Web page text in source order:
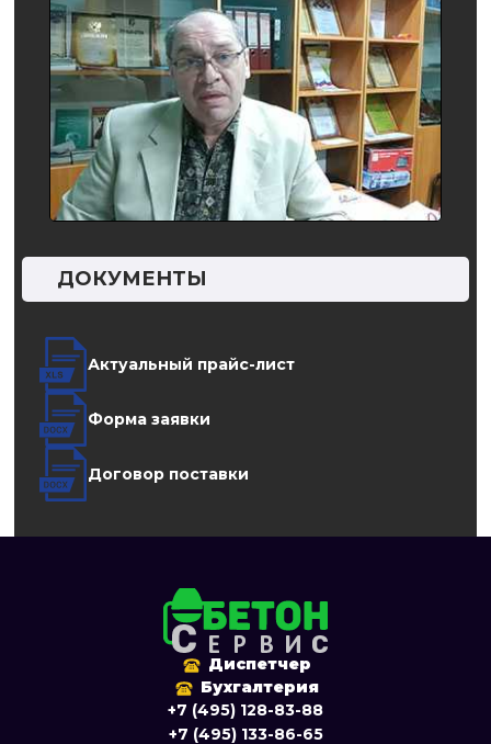
ДОКУМЕНТЫ
Актуальный прайс-лист
Форма заявки
Договор поставки
Диспетчер
Бухгалтерия
+7 (495) 128-83-88
+7 (495) 133-86-65